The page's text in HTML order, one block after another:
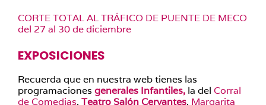
CORTE TOTAL AL TRÁFICO DE PUENTE DE MECO
del 27 al 30 de diciembre
EXPOSICIONES
Recuerda que en nuestra web tienes las
programaciones generales Infantiles, la del Corral
de Comedias, Teatro Salón Cervantes, Margarita